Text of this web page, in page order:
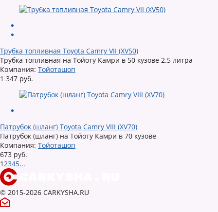
Трубка топливная Toyota Camry VII (XV50)
Трубка топливная на Тойоту Камри в 50 кузове 2.5 литра
Компания: Тойоташоп
1 347 руб.
Патрубок (шланг) Toyota Camry VIII (XV70)
Патрубок (шланг) на Тойоту Камри в 70 кузове
Компания: Тойоташоп
673 руб.
1 2345...
© 2015-2026 CARKYSHA.RU